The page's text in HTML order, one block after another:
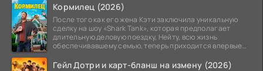
Кормилец (2026)
После того как его жена Кэти заключила уникальную
сделку на шоу «Shark Tank», которая предполагает
длительную деловую поездку, Нейту, всю жизнь
обеспечивавшему семью, теперь приходится впервые
Гейл Дотри и карт-бланш на измену (2026)